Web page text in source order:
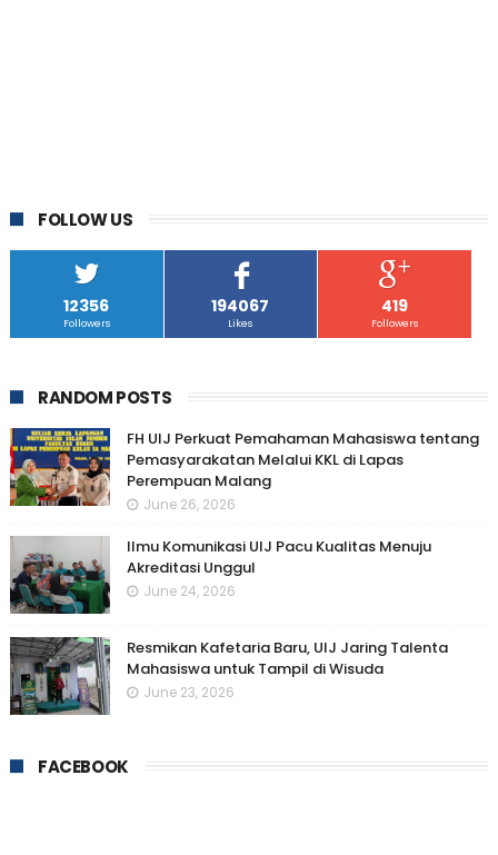
FOLLOW US
12356
Followers
194067
Likes
419
Followers
RANDOM POSTS
FH UIJ Perkuat Pemahaman Mahasiswa tentang
Pemasyarakatan Melalui KKL di Lapas
Perempuan Malang
June 26, 2026
Ilmu Komunikasi UIJ Pacu Kualitas Menuju
Akreditasi Unggul
June 24, 2026
Resmikan Kafetaria Baru, UIJ Jaring Talenta
Mahasiswa untuk Tampil di Wisuda
June 23, 2026
FACEBOOK